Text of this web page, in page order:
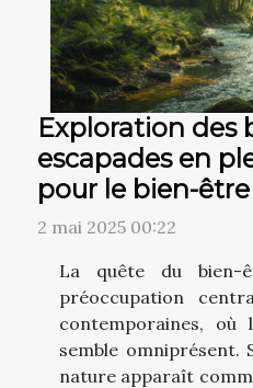
Exploration des
escapades en
pour le bien-être
2 mai 2025 00:22
La quête du bien-
préoccupation
contemporaines,
semble omniprésent.
nature apparaît